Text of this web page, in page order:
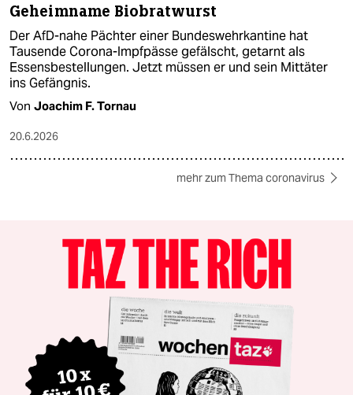
Geheimname Biobratwurst
Der AfD-nahe Pächter einer Bundeswehrkantine hat
Tausende Corona-Impfpässe gefälscht, getarnt als
Essensbestellungen. Jetzt müssen er und sein Mittäter
ins Gefängnis.
Von Joachim F. Tornau
20.6.2026
mehr zum Thema coronavirus